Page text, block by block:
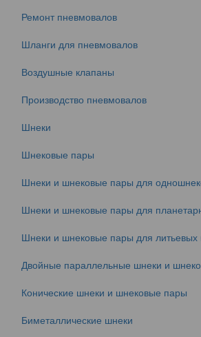
Ремонт пневмовалов
Шланги для пневмовалов
Воздушные клапаны
Производство пневмовалов
Шнеки
Шнековые пары
Шнеки и шнековые пары для
Шнеки и шнековые пары для
Шнеки и шнековые пары для
Двойные параллельные шнеки и
Конические шнеки и шнековые пары
Биметаллические шнеки